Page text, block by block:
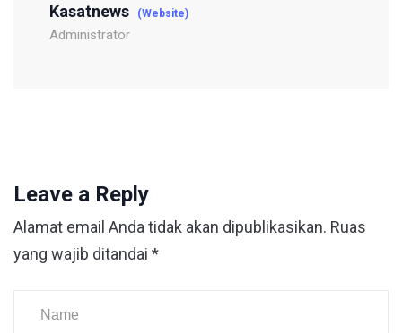
Kasatnews (Website)
Administrator
Leave a Reply
Alamat email Anda tidak akan dipublikasikan. Ruas
yang wajib ditandai *